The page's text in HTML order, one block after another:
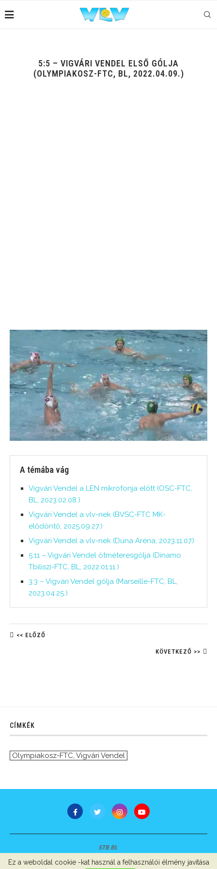
5:5 – VIGVÁRI VENDEL ELSŐ GÓLJA
(OLYMPIAKOSZ-FTC, BL, 2022.04.09.)
A témába vág
Vigvári Vendel a LEN mikrofonja előtt (OSC-FTC,
BL, 2023.02.08.)
Vigvári Vendel a vlv-nek (BVSC-FTC MK-
elődöntő, 2025.09.27.)
Vigvári Vendel a vlv-nek (Duna Aréna, 2023.11.07)
5:11 – Vigvári Vendel ötméteresgólja (Dinamo
Tbiliszi-FTC, BL, 2022.01.11.)
3:3 – Vigvári Vendel gólja (Marseille-FTC, BL,
2023.04.25.)
<< ELŐZŐ
KÖVETKEZŐ >>
CÍMKÉK
Olympiakosz-FTC, Vigvári Vendel
STB Bt.
Ez a weboldal cookie -kat használ a felhasználói élmény javítása